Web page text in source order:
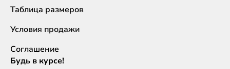
Таблица размеров
Условия продажи
Соглашение
Будь в курсе!